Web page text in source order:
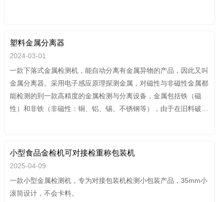
塑料金属分离器
2024-03-01
一款下落式金属检测机，能自动分离有金属异物的产品，因此又叫
金属分离器。采用电子感应原理探测金属，对磁性与非磁性金属都
能检测的到一款高精度的金属检测与分离设备，金属包括铁（磁
性）和非铁（非磁性：铜、铝、锡、不锈钢等），由于在旧料破碎
出口堵塞、划损产品等问题。金属杂质也可能会伤害消费者，引起
属污染带来的风险，以及如何将这种风险最大程度地减少。必须尽
可能排除这些潜在的金属颗粒杂质！最简单的办法是：使用全金属
小型食品金检机可对接检重称包装机
2025-04-09
一款小型金属检测机，专为对接包装机检测小包装产品，35mm小
滚筒设计，不会卡料。